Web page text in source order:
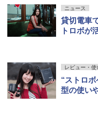
ニュース
貸切電車
トロボが
レビュー・使
“ストロ
型の使い